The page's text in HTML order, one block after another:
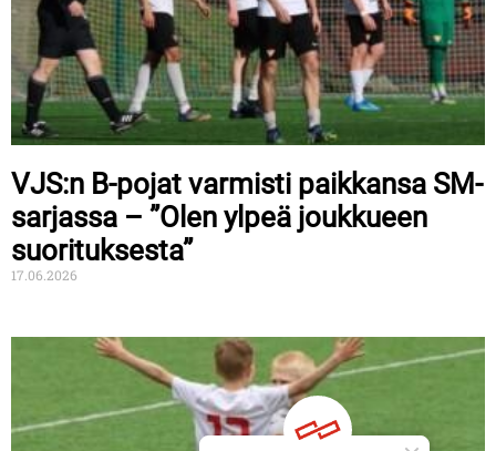
VJS:n B-pojat varmisti paikkansa SM-
sarjassa – ”Olen ylpeä joukkueen
suorituksesta”
17.06.2026